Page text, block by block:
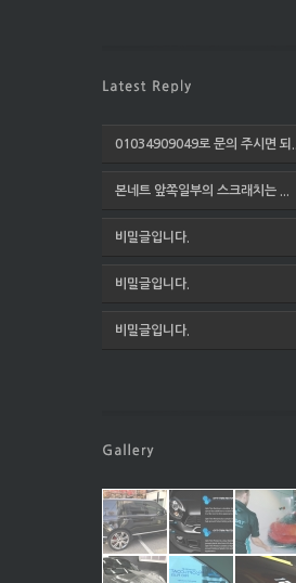
01034909049로 문의 주시면 되...
본네트 앞쪽일부의 스크래치는 ...
비밀글입니다.
비밀글입니다.
비밀글입니다.